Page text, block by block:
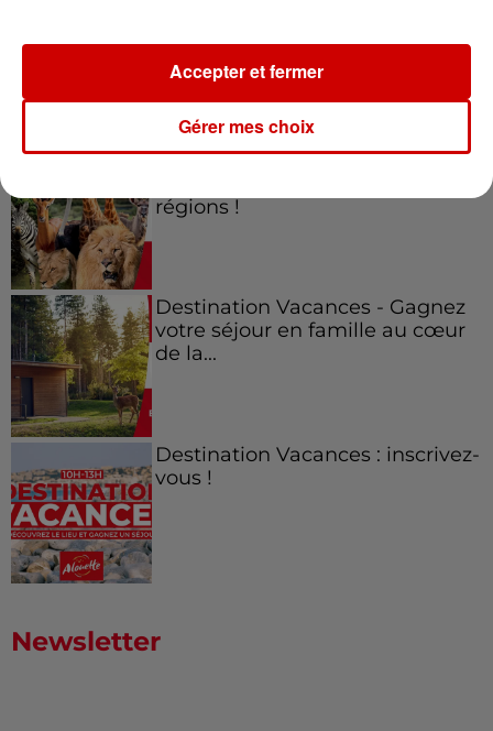
à Coulon !
Le Duel - Gagnez vos entrées
régions !
Destination Vacances - Gagnez
votre séjour en famille au cœur
de la...
Destination Vacances : inscrivez-
vous !
Newsletter
Gérer mes choix
Accepter et fermer